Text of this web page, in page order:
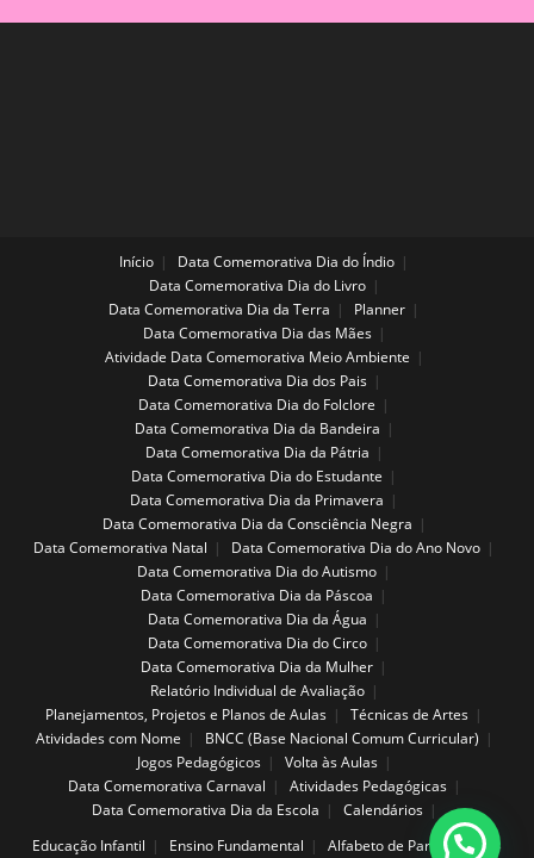
Início
Data Comemorativa Dia do Índio
Data Comemorativa Dia do Livro
Data Comemorativa Dia da Terra
Planner
Data Comemorativa Dia das Mães
Atividade Data Comemorativa Meio Ambiente
Data Comemorativa Dia dos Pais
Data Comemorativa Dia do Folclore
Data Comemorativa Dia da Bandeira
Data Comemorativa Dia da Pátria
Data Comemorativa Dia do Estudante
Data Comemorativa Dia da Primavera
Data Comemorativa Dia da Consciência Negra
Data Comemorativa Natal
Data Comemorativa Dia do Ano Novo
Data Comemorativa Dia do Autismo
Data Comemorativa Dia da Páscoa
Data Comemorativa Dia da Água
Data Comemorativa Dia do Circo
Data Comemorativa Dia da Mulher
Relatório Individual de Avaliação
Planejamentos, Projetos e Planos de Aulas
Técnicas de Artes
Atividades com Nome
BNCC (Base Nacional Comum Curricular)
Jogos Pedagógicos
Volta às Aulas
Data Comemorativa Carnaval
Atividades Pedagógicas
Data Comemorativa Dia da Escola
Calendários
Educação Infantil
Ensino Fundamental Alfabeto de Parede